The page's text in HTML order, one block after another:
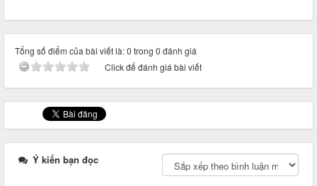
Tổng số điểm của bài viết là: 0 trong 0 đánh giá
Click để đánh giá bài viết
Ý kiến bạn đọc